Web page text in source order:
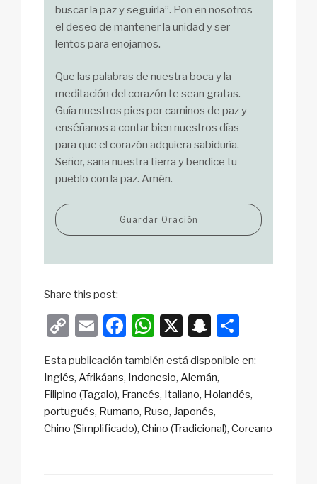
buscar la paz y seguirla”. Pon en nosotros
el deseo de mantener la unidad y ser
lentos para enojarnos.
Que las palabras de nuestra boca y la
meditación del corazón te sean gratas.
Guía nuestros pies por caminos de paz y
enséñanos a contar bien nuestros días
para que el corazón adquiera sabiduría.
Señor, sana nuestra tierra y bendice tu
pueblo con la paz. Amén.
Guardar Oración
Share this post:
C
p
y
Li
n
E
ail
F
c
e
b
o
W
at
s
A
p
X
S
a
p
c
h
ar
e
Esta publicación también está disponible en:
Inglés Afrikáans Indonesio Alemán
Filipino (Tagalo) Francés Italiano Holandés
portugués Rumano Ruso Japonés
Chino (Simplificado) Chino (Tradicional) Coreano